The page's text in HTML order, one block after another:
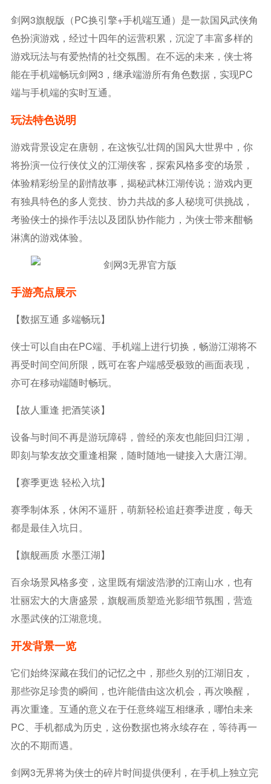
剑网3旗舰版（PC换引擎+手机端互通）是一款国风武侠角
色扮演游戏，经过十四年的运营积累，沉淀了丰富多样的
游戏玩法与有爱热情的社交氛围。在不远的未来，侠士将
能在手机端畅玩剑网3，继承端游所有角色数据，实现PC
端与手机端的实时互通。
玩法特色说明
游戏背景设定在唐朝，在这恢弘壮阔的国风大世界中，你
将扮演一位行侠仗义的江湖侠客，探索风格多变的场景，
体验精彩纷呈的剧情故事，揭秘武林江湖传说；游戏内更
有独具特色的多人竞技、协力共战的多人秘境可供挑战，
考验侠士的操作手法以及团队协作能力，为侠士带来酣畅
淋漓的游戏体验。
手游亮点展示
【数据互通 多端畅玩】
侠士可以自由在PC端、手机端上进行切换，畅游江湖将不
再受时间空间所限，既可在客户端感受极致的画面表现，
亦可在移动端随时畅玩。
【故人重逢 把酒笑谈】
设备与时间不再是游玩障碍，曾经的亲友也能回归江湖，
即刻与挚友故交重逢相聚，随时随地一键接入大唐江湖。
【赛季更迭 轻松入坑】
赛季制体系，休闲不逼肝，萌新轻松追赶赛季进度，每天
都是最佳入坑日。
【旗舰画质 水墨江湖】
百余场景风格多变，这里既有烟波浩渺的江南山水，也有
壮丽宏大的大唐盛景，旗舰画质塑造光影细节氛围，营造
水墨武侠的江湖意境。
开发背景一览
它们始终深藏在我们的记忆之中，那些久别的江湖旧友，
那些弥足珍贵的瞬间，也许能借由这次机会，再次唤醒，
再次重逢。互通的意义在于任意终端互相继承，哪怕未来
PC、手机都成为历史，这份数据也将永续存在，等待再一
次的不期而遇。
剑网3无界将为侠士的碎片时间提供便利，在手机上独立完